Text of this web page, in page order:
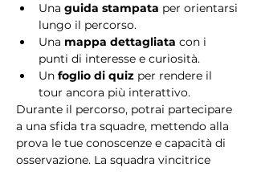
Una guida stampata per orientarsi
lungo il percorso.
Una mappa dettagliata con i
punti di interesse e curiosità.
Un foglio di quiz per rendere il
tour ancora più interattivo.
Durante il percorso, potrai partecipare
a una sfida tra squadre, mettendo alla
prova le tue conoscenze e capacità di
osservazione. La squadra vincitrice